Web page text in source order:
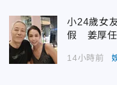
小24歲女
假 姜厚任
14小時前